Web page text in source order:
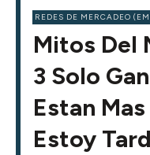
REDES DE MERCADEO
Mitos Del
3 Solo
Estan
Estoy